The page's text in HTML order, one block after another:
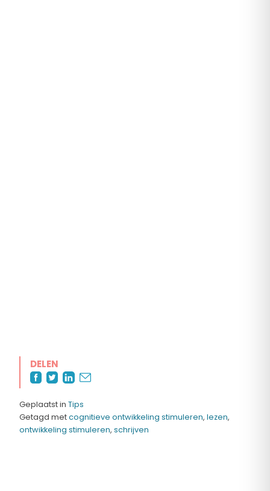
DELEN
Geplaatst in Tips
Getagd metcognitieve ontwikkeling stimuleren, lezen,
ontwikkeling stimuleren, schrijven